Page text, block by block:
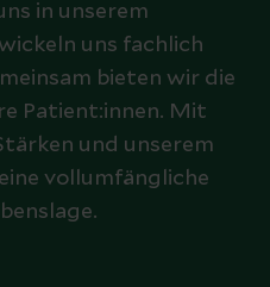
in unserem
uns fachlich
bieten wir die
Patient:innen. Mit
und unserem
vollumfängliche